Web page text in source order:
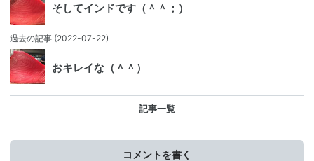
そしてインドです（＾＾；）
過去の記事 (2022-07-22)
おキレイな（＾＾）
記事一覧
コメントを書く